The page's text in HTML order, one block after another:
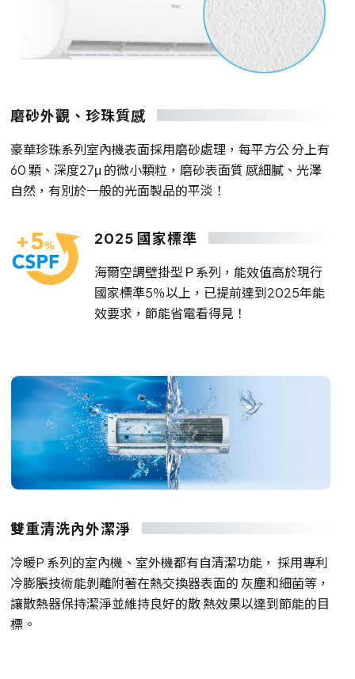
磨砂外觀、珍珠質感
豪華珍珠系列室內機表面採用磨砂處理，每平方公 分上有
60 顆、深度27μ 的微小顆粒，磨砂表面質 感細膩、光澤
自然，有別於一般的光面製品的平淡！
2025 國家標準
海爾空調壁掛型Ｐ系列，能效值高於現行
國家標準5％以上，已提前達到2025年能
效要求，節能省電看得見！
雙重清洗內外潔淨
冷暖P 系列的室內機、室外機都有自清潔功能， 採用專利
冷膨脹技術能剝離附著在熱交換器表面的 灰塵和細菌等，
讓散熱器保持潔淨並維持良好的散 熱效果以達到節能的目
標。